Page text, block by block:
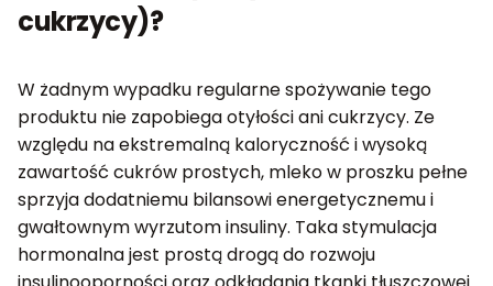
cukrzycy)?
W żadnym wypadku regularne spożywanie tego
produktu nie zapobiega otyłości ani cukrzycy. Ze
względu na ekstremalną kaloryczność i wysoką
zawartość cukrów prostych, mleko w proszku pełne
sprzyja dodatniemu bilansowi energetycznemu i
gwałtownym wyrzutom insuliny. Taka stymulacja
hormonalna jest prostą drogą do rozwoju